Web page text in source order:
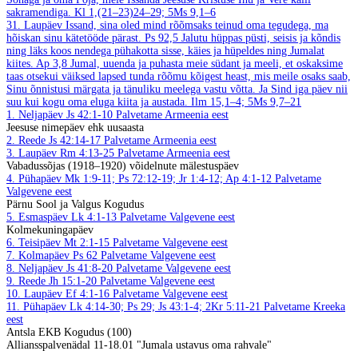
sakramendiga. Kl 1,(21–23)24–29; 5Ms 9,1–6
31. Laupäev Issand, sina oled mind rõõmsaks teinud oma tegudega, ma
hõiskan sinu kätetööde pärast. Ps 92,5 Jalutu hüppas püsti, seisis ja kõndis
ning läks koos nendega pühakotta sisse, käies ja hüpeldes ning Jumalat
kiites. Ap 3,8 Jumal, uuenda ja puhasta meie südant ja meeli, et oskaksime
taas otsekui väiksed lapsed tunda rõõmu kõigest heast, mis meile osaks saab,
Sinu õnnistusi märgata ja tänuliku meelega vastu võtta. Ja Sind iga päev nii
suu kui kogu oma eluga kiita ja austada. Ilm 15,1–4; 5Ms 9,7–21
1. Neljapäev Js 42:1-10 Palvetame Armeenia eest
Jeesuse nimepäev ehk uusaasta
2. Reede Js 42:14-17 Palvetame Armeenia eest
3. Laupäev Rm 4:13-25 Palvetame Armeenia eest
Vabadussõjas (1918–1920) võidelnute mälestuspäev
4. Pühapäev Mk 1:9-11; Ps 72:12-19; Jr 1:4-12; Ap 4:1-12 Palvetame
Valgevene eest
Pärnu Sool ja Valgus Kogudus
5. Esmaspäev Lk 4:1-13 Palvetame Valgevene eest
Kolmekuningapäev
6. Teisipäev Mt 2:1-15 Palvetame Valgevene eest
7. Kolmapäev Ps 62 Palvetame Valgevene eest
8. Neljapäev Js 41:8-20 Palvetame Valgevene eest
9. Reede Jh 15:1-20 Palvetame Valgevene eest
10. Laupäev Ef 4:1-16 Palvetame Valgevene eest
11. Pühapäev Lk 4:14-30; Ps 29; Js 43:1-4; 2Kr 5:11-21 Palvetame Kreeka
eest
Antsla EKB Kogudus (100)
Alliansspalvenädal 11-18.01 "Jumala ustavus oma rahvale"